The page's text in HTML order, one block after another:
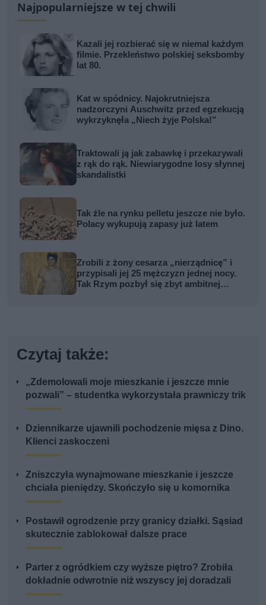
Najpopularniejsze w tej chwili
Kazali jej rozbierać się w niemal każdym
filmie. Przekleństwo polskiej seksbomby
lat 80.
Kat w spódnicy. Najokrutniejsza
nadzorczyni Auschwitz przed egzekucją
wykrzyknęła „Niech żyje Polska!”
Traktowali ją jak zabawkę i przekazywali
z rąk do rąk. Niewiarygodne losy słynnej
skandalistki
Tak źle na rynku pelletu jeszcze nie było.
Polacy wykupują zapasy już latem
Zrobili z żony cesarza „nierządnicę” i
przypisali jej 25 mężczyzn jednej nocy.
Tak Rzym pozbył się zbyt ambitnej
Czytaj także:
„Zdemolowali moje mieszkanie i jeszcze mnie
pozwali” – studentka wykorzystała prawniczy trik
Dziennikarze ujawnili pochodzenie mięsa z Dino.
Klienci zaskoczeni
Zniszczyła wynajmowane mieszkanie i jeszcze
chciała pieniędzy. Skończyło się u komornika
Postawił ogrodzenie przy granicy działki. Sąsiad
skutecznie zablokował dalsze prace
Parter z ogródkiem czy wyższe piętro? Zrobiła
dokładnie odwrotnie niż wszyscy jej doradzali